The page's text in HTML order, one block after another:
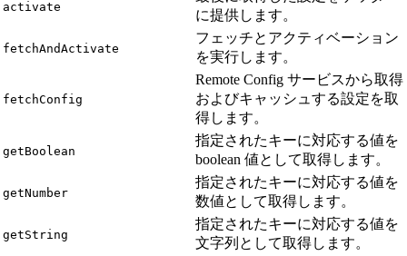
activate
に提供します。
fetchAndActivate
フェッチとアクティベーション
を実行します。
fetchConfig
Remote Config サービスから取得
およびキャッシュする設定を取
得します。
getBoolean
指定されたキーに対応する値を
boolean 値として取得します。
getNumber
指定されたキーに対応する値を
数値として取得します。
getString
指定されたキーに対応する値を
文字列として取得します。